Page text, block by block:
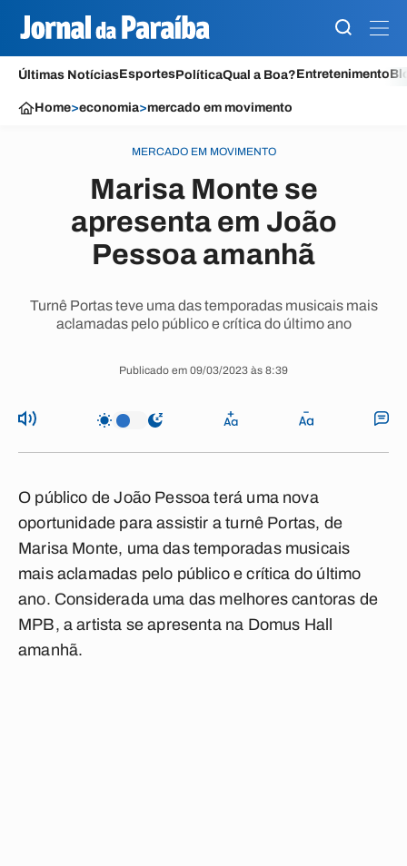
Últimas NotíciasEsportesPolíticaQual a Boa?Entretenimento
Home>economia>mercado em movimento
MERCADO EM MOVIMENTO
Marisa Monte se
apresenta em João
Pessoa amanhã
Turnê Portas teve uma das temporadas musicais mais
aclamadas pelo público e crítica do último ano
Publicado em 09/03/2023 às 8:39
O público de João Pessoa terá uma nova
oportunidade para assistir a turnê Portas, de
Marisa Monte, uma das temporadas musicais
mais aclamadas pelo público e crítica do último
ano. Considerada uma das melhores cantoras de
MPB, a artista se apresenta na Domus Hall
amanhã.